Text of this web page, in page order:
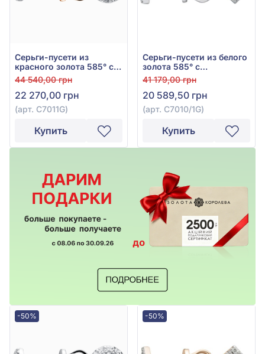
Серьги-пусети из
красного золота 585° с
бриллиантом 0,11ct, арт.
С7011G
44 540,00 грн
22 270,00 грн
(арт. С7011G)
Купить
Серьги-пусети из белого
золота 585° с
бриллиантом 0,09ct, арт.
С7010/1G
41 179,00 грн
20 589,50 грн
(арт. С7010/1G)
Купить
-50% -50%